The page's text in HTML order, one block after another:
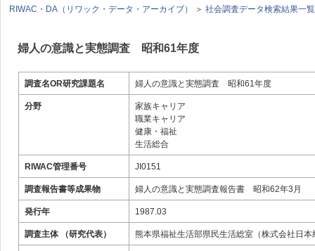
RIWAC・DA（リワック・データ・アーカイブ） ＞ 社会調査データ検索結果一覧
婦人の意識と実態調査 昭和61年度
調査名OR研究課題名 婦人の意識と実態調査 昭和61年度
分野
家族キャリア
職業キャリア
健康・福祉
生活総合
RIWAC管理番号 JI0151
調査報告書等成果物 婦人の意識と実態調査報告書 昭和62年3月
発行年 1987.03
調査主体 （研究代表） 熊本県福祉生活部県民生活総室（株式会社日本